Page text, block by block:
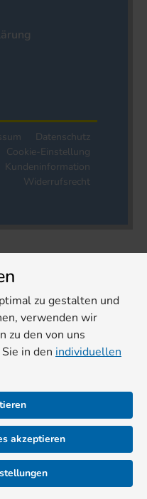
Datenschutz
Cookie-Einstellung
Kundeninformation
Widerrufsrecht
zu gestalten und
verwenden wir
zu den von uns
in den individuellen
akzeptieren